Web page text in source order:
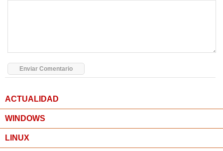
ACTUALIDAD
WINDOWS
LINUX